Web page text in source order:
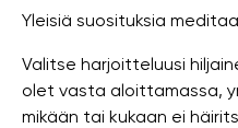
Yleisiä suosituksia
Valitse harjoitteluusi
olet vasta aloittamassa,
mikään tai kukaan ei